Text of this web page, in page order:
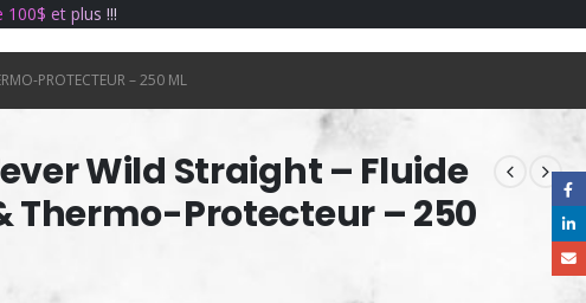
100$ et plus !!!
PROTECTEUR – 250 ML
Wild Straight – Fluide
Thermo-Protecteur – 250